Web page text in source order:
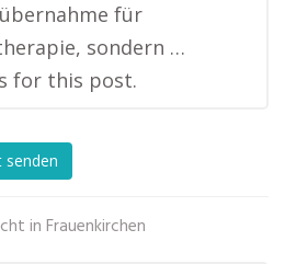
für
sondern …
for this post.
senden
in Frauenkirchen